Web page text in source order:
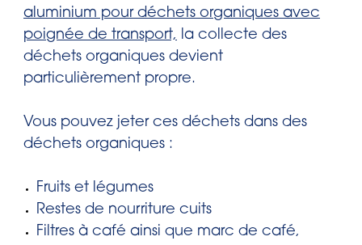
aluminium pour déchets organiques avec
poignée de transport,
la collecte des
déchets organiques devient
particulièrement propre.
Vous pouvez jeter ces déchets dans des
déchets organiques :
Fruits et légumes
Restes de nourriture cuits
Filtres à café ainsi que marc de café,